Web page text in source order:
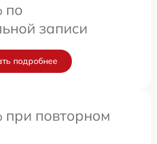
по
записи
подробнее
при повторном